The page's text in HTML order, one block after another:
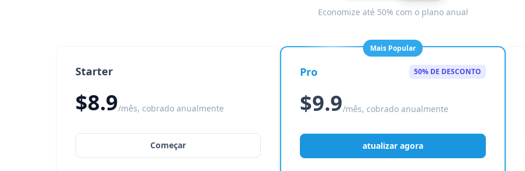
Economize até 50% com o plano anual
Starter
$8.9/mês, cobrado anualmente
Começar
Mais Popular
Pro 50% DE DESCONTO
$9.9/mês, cobrado anualmente
atualizar agora